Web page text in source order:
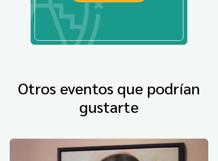
Otros eventos que podrían
gustarte